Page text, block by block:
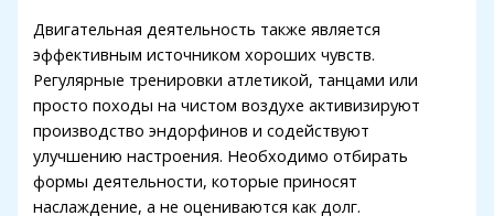
Двигательная деятельность также является
эффективным источником хороших чувств.
Регулярные тренировки атлетикой, танцами или
просто походы на чистом воздухе активизируют
производство эндорфинов и содействуют
улучшению настроения. Необходимо отбирать
формы деятельности, которые приносят
наслаждение, а не оцениваются как долг.